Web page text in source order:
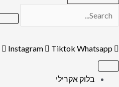
Instagram Tiktok Whatsapp
בלוק אקרילי
ברכת
על
אקסטרא